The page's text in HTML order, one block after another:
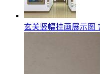
玄关竖幅挂画展示图